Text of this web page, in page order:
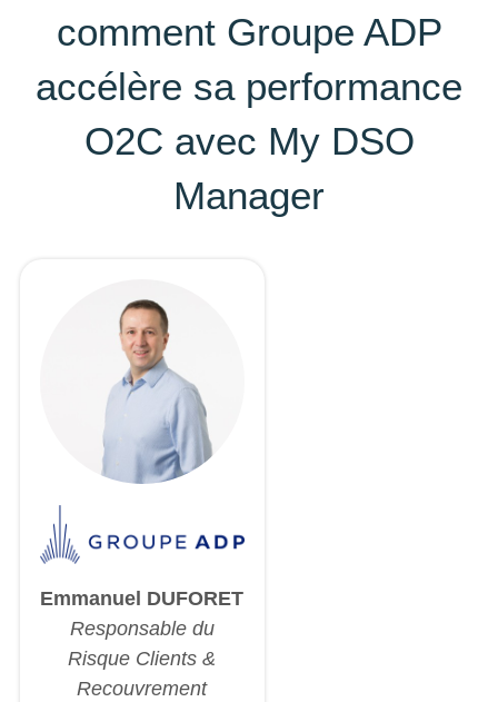
comment Groupe ADP
accélère sa performance
O2C avec My DSO
Manager
Emmanuel DUFORET
Responsable du
Risque Clients &
Recouvrement